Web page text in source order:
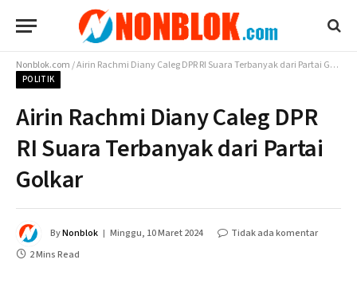
Nonblok.com/Airin Rachmi Diany Caleg DPR RI Suara Terbanyak dari Partai Golkar
POLITIK
Airin Rachmi Diany Caleg DPR
RI Suara Terbanyak dari Partai
Golkar
ByNonblok Minggu, 10 Maret 2024
Tidak ada komentar
2 Mins Read